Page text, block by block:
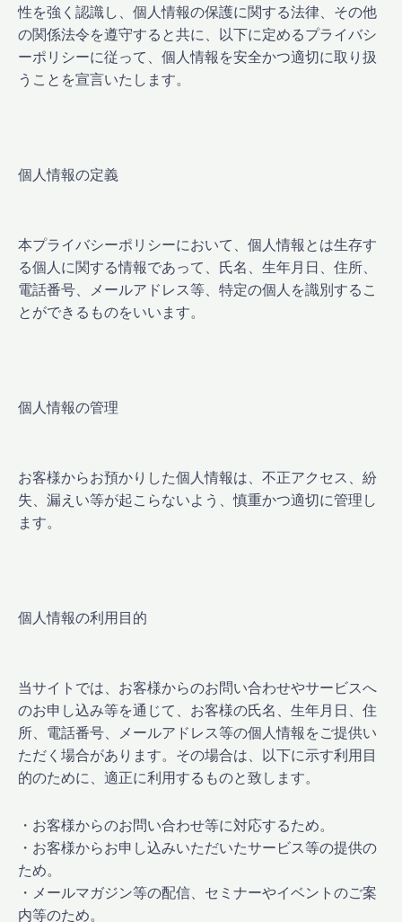
性を強く認識し、個人情報の保護に関する法律、その他
の関係法令を遵守すると共に、以下に定めるプライバシ
ーポリシーに従って、個人情報を安全かつ適切に取り扱
うことを宣言いたします。
個人情報の定義
本プライバシーポリシーにおいて、個人情報とは生存す
る個人に関する情報であって、氏名、生年月日、住所、
電話番号、メールアドレス等、特定の個人を識別するこ
とができるものをいいます。
個人情報の管理
お客様からお預かりした個人情報は、不正アクセス、紛
失、漏えい等が起こらないよう、慎重かつ適切に管理し
ます。
個人情報の利用目的
当サイトでは、お客様からのお問い合わせやサービスへ
のお申し込み等を通じて、お客様の氏名、生年月日、住
所、電話番号、メールアドレス等の個人情報をご提供い
ただく場合があります。その場合は、以下に示す利用目
的のために、適正に利用するものと致します。
・お客様からのお問い合わせ等に対応するため。
・お客様からお申し込みいただいたサービス等の提供の
ため。
・メールマガジン等の配信、セミナーやイベントのご案
内等のため。